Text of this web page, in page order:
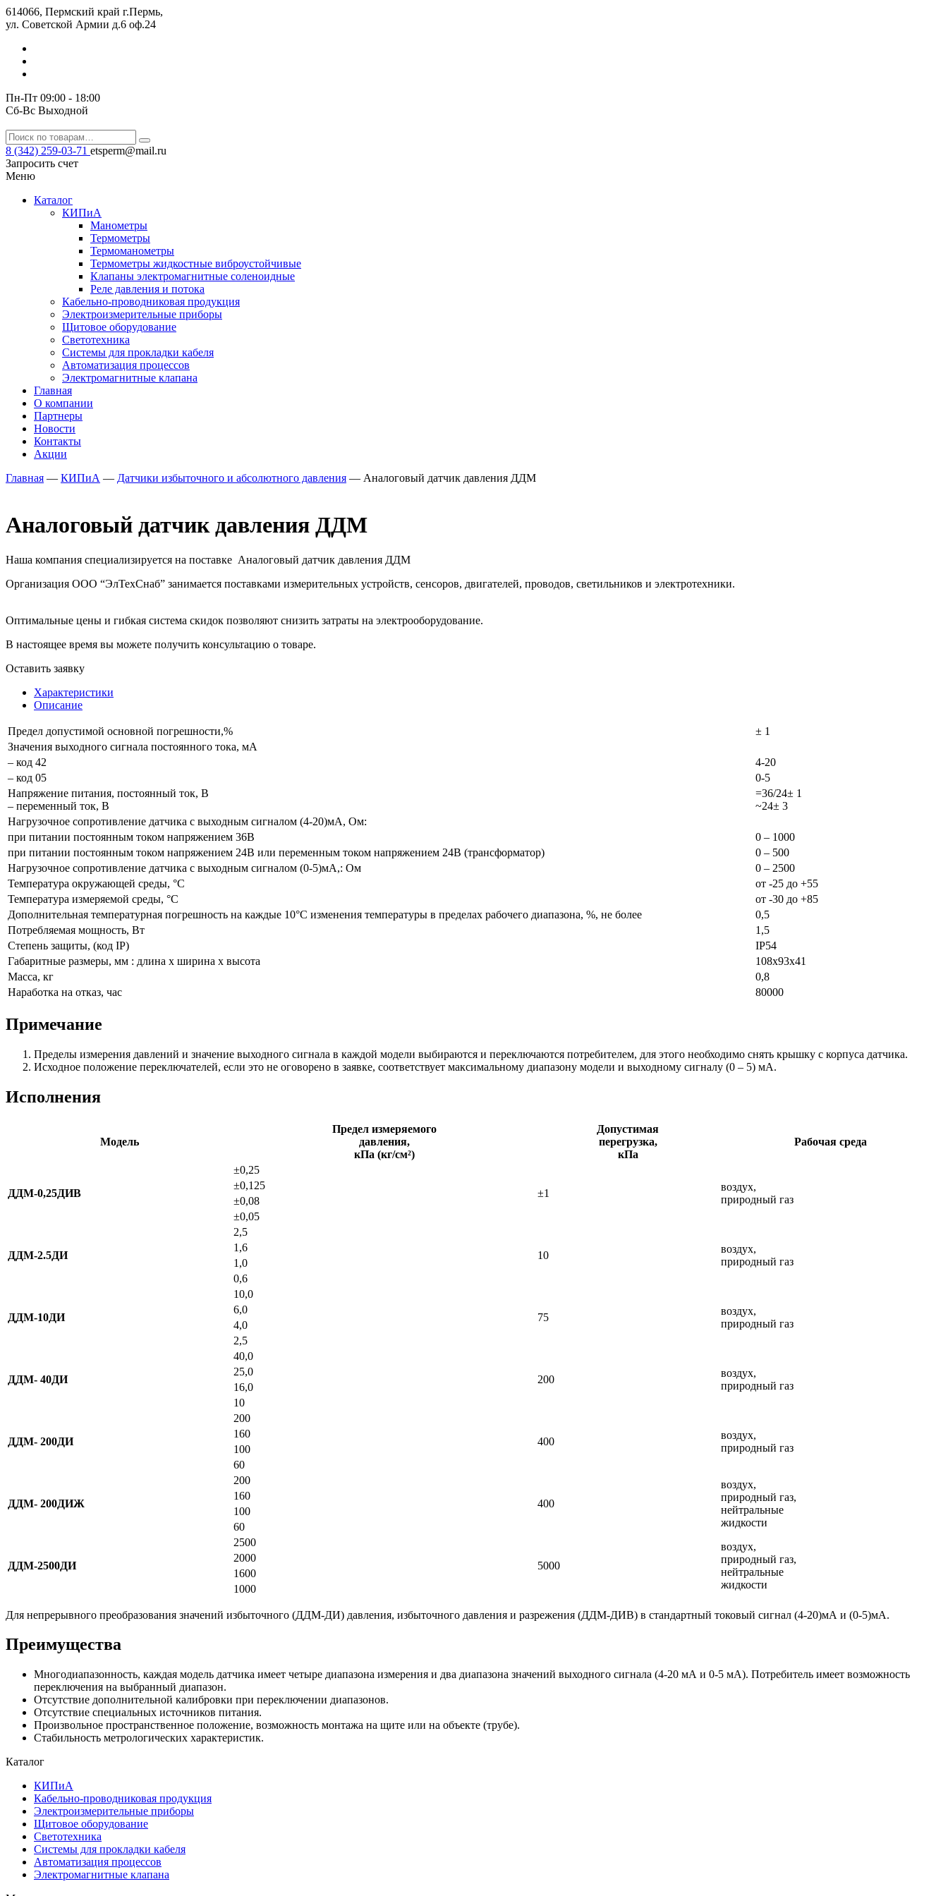
614066, Пермский край г.Пермь,
ул. Советской Армии д.6 оф.24
Пн-Пт 09:00 - 18:00
Сб-Вс Выходной
8 (342) 259-03-71 etsperm@mail.ru
Запросить счет
Меню
Каталог
КИПиА
Манометры
Термометры
Термомано­мет­ры
Термометры жидкостные виброустойчивые
Клапаны электро­маг­нит­ные соле­но­ид­ные
Реле давления и потока
Кабельно-проводниковая продукция
Электроизмерительные приборы
Щитовое оборудование
Светотехника
Системы для прокладки кабеля
Автоматизация процессов
Электромагнитные клапана
Главная
О компании
Партнеры
Новости
Контакты
Акции
Главная — КИПиА — Датчики избыточного и абсолютного давления — Аналоговый датчик давления ДДМ
Аналоговый датчик давления ДДМ
Наша компания специализируется на поставке Аналоговый датчик давления ДДМ
Организация ООО “ЭлТехСнаб” занимается поставками измерительных устройств, сенсоров, двигателей, проводов, светильников и электротехники.
Оптимальные цены и гибкая система скидок позволяют снизить затраты на электрооборудование.
В настоящее время вы можете получить консультацию о товаре.
Оставить заявку
Характеристики
Описание
Предел допустимой основной погрешности,%
± 1
Значения выходного сигнала постоянного тока, мА
– код 42
4-20
– код 05
0-5
Напряжение питания, постоянный ток, В
– переменный ток, В
=36/24± 1
~24± 3
Нагрузочное сопротивление датчика с выходным сигналом (4-20)мА, Ом:
при питании постоянным током напряжением 36В
0 – 1000
при питании постоянным током напряжением 24В или переменным током напряжением 24В (трансформатор)
0 – 500
Нагрузочное сопротивление датчика с выходным сигналом (0-5)мА,: Ом
0 – 2500
Температура окружающей среды, °С
от -25 до +55
Температура измеряемой среды, °С
от -30 до +85
Дополнительная температурная погрешность на каждые 10°С изменения температуры в пределах рабочего диапазона, %, не более
0,5
Потребляемая мощность, Вт
1,5
Степень защиты, (код IP)
IP54
Габаритные размеры, мм : длина х ширина х высота
108х93х41
Масса, кг
0,8
Наработка на отказ, час
80000
Примечание
Пределы измерения давлений и значение выходного сигнала в каждой модели выбираются и переключаются потребителем, для этого необходимо снять крышку с корпуса датчика.
Исходное положение переключателей, если это не оговорено в заявке, соответствует максимальному диапазону модели и выходному сигналу (0 – 5) мА.
Исполнения
Модель
Предел измеряемого
давления,
кПа (кг/см²)
Допустимая
перегрузка,
кПа
Рабочая среда
ДДМ-0,25ДИВ
±0,25
±1
воздух,
природный газ
±0,125
±0,08
±0,05
ДДМ-2.5ДИ
2,5
10
воздух,
природный газ
1,6
1,0
0,6
ДДМ-10ДИ
10,0
75
воздух,
природный газ
6,0
4,0
2,5
ДДМ- 40ДИ
40,0
200
воздух,
природный газ
25,0
16,0
10
ДДМ- 200ДИ
200
400
воздух,
природный газ
160
100
60
ДДМ- 200ДИЖ
200
400
воздух,
природный газ,
нейтральные
жидкости
160
100
60
ДДМ-2500ДИ
2500
5000
воздух,
природный газ,
нейтральные
жидкости
2000
1600
1000
Для непрерывного преобразования значений избыточного (ДДМ-ДИ) давления, избыточного давления и разрежения (ДДМ-ДИВ) в стандартный токовый сигнал (4-20)мА и (0-5)мА.
Преимущества
Многодиапазонность, каждая модель датчика имеет четыре диапазона измерения и два диапазона значений выходного сигнала (4-20 мА и 0-5 мА). Потребитель имеет возможность
переключения на выбранный диапазон.
Отсутствие дополнительной калибровки при переключении диапазонов.
Отсутствие специальных источников питания.
Произвольное пространственное положение, возможность монтажа на щите или на объекте (трубе).
Стабильность метрологических характеристик.
Каталог
КИПиА
Кабельно-проводниковая продукция
Электроизмерительные приборы
Щитовое оборудование
Светотехника
Системы для прокладки кабеля
Автоматизация процессов
Электромагнитные клапана